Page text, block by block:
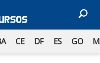
CE DF ES GO